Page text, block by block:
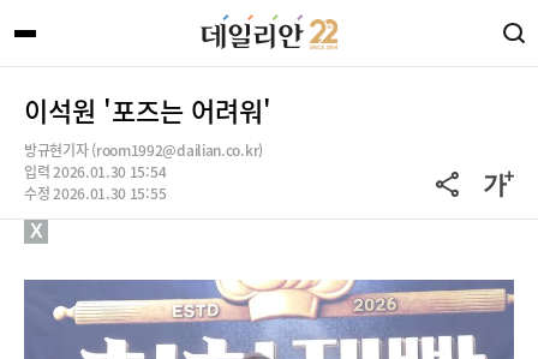
이석원 '포즈는 어려워'
방규현기자 (room1992@dailian.co.kr)
입력 2026.01.30 15:54
수정 2026.01.30 15:55
X